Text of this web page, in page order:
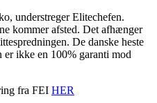
understreger Elitechefen.
kommer afsted. Det afhænger
De danske heste
er ikke en 100% garanti mod
fra FEI HER